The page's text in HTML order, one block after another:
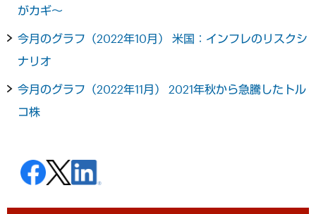
がカギ～
今月のグラフ（2022年10月） 米国：インフレのリスクシ
ナリオ
今月のグラフ（2022年11月） 2021年秋から急騰したトル
コ株